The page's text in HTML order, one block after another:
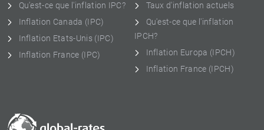
Qu'est-ce que l'inflation IPC?
Inflation Canada (IPC)
Inflation Etats-Unis (IPC)
Inflation France (IPC)
Taux d'inflation actuels
Qu'est-ce que l'inflation
IPCH?
Inflation Europa (IPCH)
Inflation France (IPCH)